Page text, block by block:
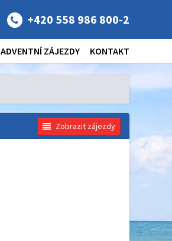
+420 558 986 800-2
ADVENTNÍ ZÁJEZDY KONTAKT
Zobrazit zájezdy